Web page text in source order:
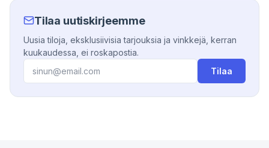
Tilaa uutiskirjeemme
Uusia tiloja, eksklusiivisia tarjouksia ja vinkkejä, kerran
kuukaudessa, ei roskapostia.
Tilaa